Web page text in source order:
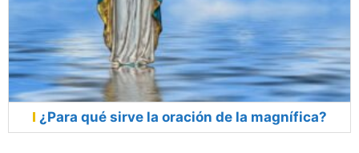
¿Para qué sirve la oración de la magnífica?